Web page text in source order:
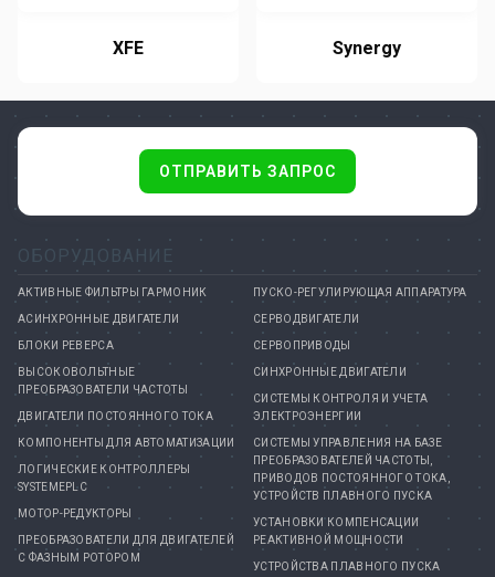
XFE Synergy
ОТПРАВИТЬ ЗАПРОС
ОБОРУДОВАНИЕ
АКТИВНЫЕ ФИЛЬТРЫ ГАРМОНИК
АСИНХРОННЫЕ ДВИГАТЕЛИ
БЛОКИ РЕВЕРСА
ВЫСОКОВОЛЬТНЫЕ
ПРЕОБРАЗОВАТЕЛИ ЧАСТОТЫ
ДВИГАТЕЛИ ПОСТОЯННОГО ТОКА
КОМПОНЕНТЫ ДЛЯ АВТОМАТИЗАЦИИ
ЛОГИЧЕСКИЕ КОНТРОЛЛЕРЫ
SYSTEMEPLC
МОТОР-РЕДУКТОРЫ
ПРЕОБРАЗОВАТЕЛИ ДЛЯ ДВИГАТЕЛЕЙ
С ФАЗНЫМ РОТОРОМ
ПУСКО-РЕГУЛИРУЮЩАЯ АППАРАТУРА
СЕРВОДВИГАТЕЛИ
СЕРВОПРИВОДЫ
СИНХРОННЫЕ ДВИГАТЕЛИ
СИСТЕМЫ КОНТРОЛЯ И УЧЕТА
ЭЛЕКТРОЭНЕРГИИ
СИСТЕМЫ УПРАВЛЕНИЯ НА БАЗЕ
ПРЕОБРАЗОВАТЕЛЕЙ ЧАСТОТЫ,
ПРИВОДОВ ПОСТОЯННОГО ТОКА,
УСТРОЙСТВ ПЛАВНОГО ПУСКА
УСТАНОВКИ КОМПЕНСАЦИИ
РЕАКТИВНОЙ МОЩНОСТИ
УСТРОЙСТВА ПЛАВНОГО ПУСКА